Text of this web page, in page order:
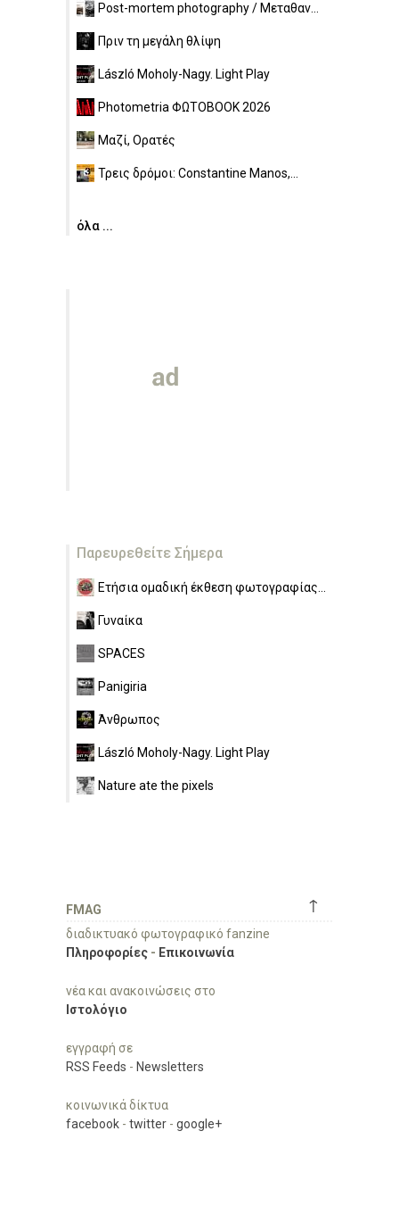
Post-mortem photography / Μεταθαν...
Πριν τη μεγάλη θλίψη
László Moholy-Nagy. Light Play
Photometria ΦΩΤΟBOOK 2026
Μαζί, Ορατές
Τρεις δρόμοι: Constantine Manos,...
όλα ...
Παρευρεθείτε Σήμερα
Ετήσια ομαδική έκθεση φωτογραφίας...
Γυναίκα
SPACES
Panigiria
Άνθρωπος
László Moholy-Nagy. Light Play
Nature ate the pixels
↑
FMAG
διαδικτυακό φωτογραφικό fanzine
Πληροφορίες - Επικοινωνία
νέα και ανακοινώσεις στο
Ιστολόγιο
εγγραφή σε
RSS Feeds - Newsletters
κοινωνικά δίκτυα
facebook - twitter - google+